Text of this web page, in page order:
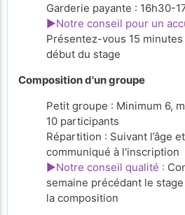
Garderie payante : 16h30-
►Notre conseil pour un
Présentez-vous 15
début du stage
Composition d'un groupe
Petit groupe : Minimum 6,
10 participants
Répartition : Suivant l’âge
communiqué à l'inscription
►Notre conseil qualité :
semaine précédant le
la composition